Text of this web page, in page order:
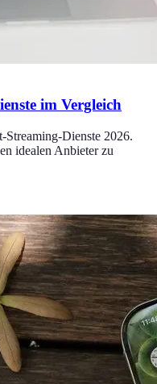
im Vergleich
Streaming-Dienste 2026.
idealen Anbieter zu